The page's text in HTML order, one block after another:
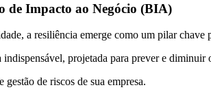
de Impacto ao Negócio (BIA)
a resiliência emerge como um pilar chave
projetada para prever e diminuir
de riscos de sua empresa.